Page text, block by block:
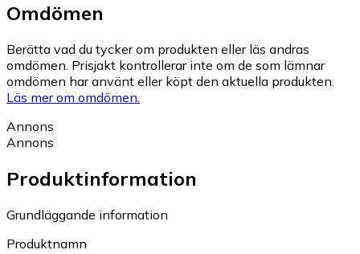
Omdömen
Berätta vad du tycker om produkten eller läs andras
omdömen. Prisjakt kontrollerar inte om de som lämnar
omdömen har använt eller köpt den aktuella produkten.
Läs mer om omdömen.
Annons
Annons
Produktinformation
Grundläggande information
Produktnamn